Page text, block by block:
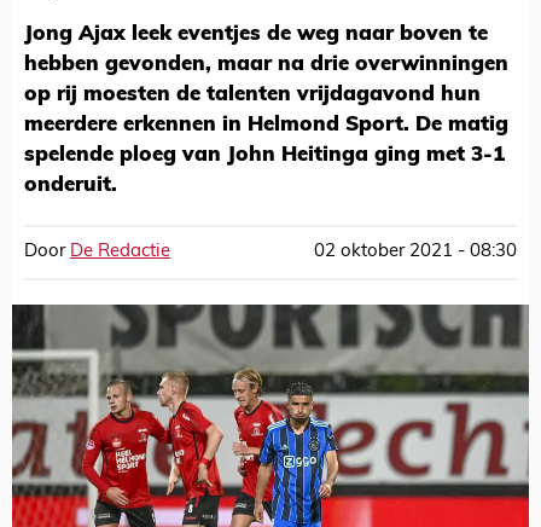
Jong Ajax leek eventjes de weg naar boven te
hebben gevonden, maar na drie overwinningen
op rij moesten de talenten vrijdagavond hun
meerdere erkennen in Helmond Sport. De matig
spelende ploeg van John Heitinga ging met 3-1
onderuit.
Door De Redactie 02 oktober 2021 - 08:30